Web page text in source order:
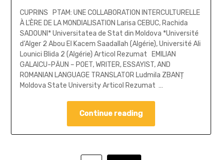
CUPRINS PTAM: UNE COLLABORATION INTERCULTURELLE
À L’ÈRE DE LA MONDIALISATION Larisa CEBUC, Rachida
SADOUNI* Universitatea de Stat din Moldova *Université
d’Alger 2 Abou El Kacem Saadallah (Algérie), Université Ali
Lounici Blida 2 (Algérie) Articol Rezumat EMILIAN
GALAICU-PĂUN – POET, WRITER, ESSAYIST, AND
ROMANIAN LANGUAGE TRANSLATOR Ludmila ZBANȚ
Moldova State University Articol Rezumat …
Continue reading